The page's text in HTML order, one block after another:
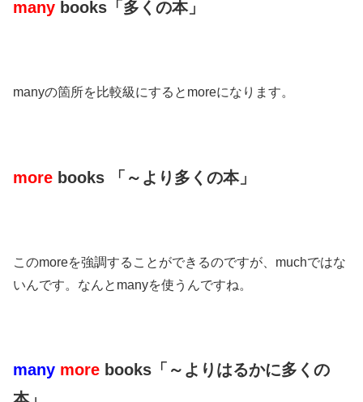
many books「多くの本」
manyの箇所を比較級にするとmoreになります。
more books 「～より多くの本」
このmoreを強調することができるのですが、muchではな
いんです。なんとmanyを使うんですね。
many more books「～よりはるかに多くの